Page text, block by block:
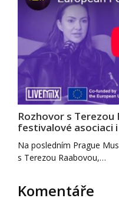
Rozhovor s Terezou
festivalové asociaci
Na posledním Prague
s Terezou Raabovou,…
Komentáře